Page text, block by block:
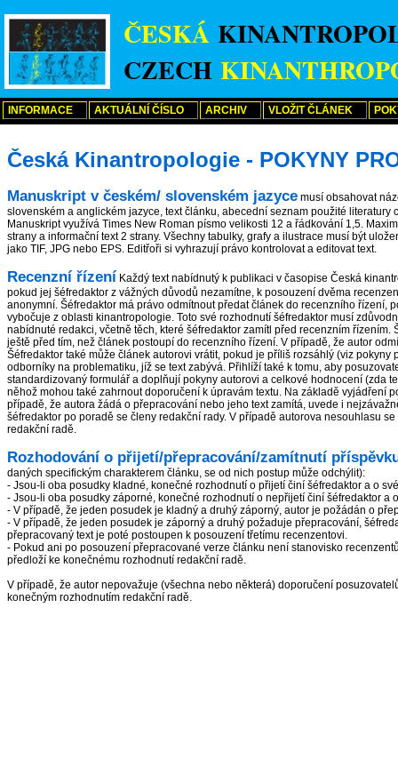
ČESKÁ
CZECH
INFORMACE AKTUÁLNÍ ČÍSLO ARCHIV VLOŽIT ČLÁNEK
Česká Kinantropologie - POKYNY
Manuskript v českém/ slovenském jazyce musí obsahovat
slovenském a anglickém jazyce, text článku, abecední seznam použité
Manuskript využívá Times New Roman písmo velikosti 12 a řádkování 1,5.
strany a informační text 2 strany. Všechny tabulky, grafy a ilustrace musí být
jako TIF, JPG nebo EPS. Editřoři si vyhrazují právo kontrolovat a editovat text.
Recenzní řízení Každý text nabídnutý k publikaci v časopise Česká
pokud jej šéfredaktor z vážných důvodů nezamítne, k posouzení dvěma
anonymní. Šéfredaktor má právo odmítnout předat článek do recenzního
vybočuje z oblasti kinantropologie. Toto své rozhodnutí šéfredaktor musí
nabídnuté redakci, včetně těch, které šéfredaktor zamítl před recenzním
ještě před tím, než článek postoupí do recenzního řízení. V případě, že autor
Šéfredaktor také může článek autorovi vrátit, pokud je příliš rozsáhlý (viz
odborníky na problematiku, jíž se text zabývá. Přihlíží také k tomu, aby
standardizovaný formulář a doplňují pokyny autorovi a celkové hodnocení (zda
něhož mohou také zahrnout doporučení k úpravám textu. Na základě vyjádření
případě, že autora žádá o přepracování nebo jeho text zamítá, uvede i
šéfredaktor po poradě se členy redakční rady. V případě autorova nesouhlasu
redakční radě.
Rozhodování o přijetí/přepracování/zamítnutí
daných specifickým charakterem článku, se od nich postup může odchýlit):
- Jsou-li oba posudky kladné, konečné rozhodnutí o přijetí činí šéfredaktor a o
- Jsou-li oba posudky záporné, konečné rozhodnutí o nepřijetí činí šéfredaktor a
- V případě, že jeden posudek je kladný a druhý záporný, autor je požádán o
- V případě, že jeden posudek je záporný a druhý požaduje přepracování,
přepracovaný text je poté postoupen k posouzení třetímu recenzentovi.
- Pokud ani po posouzení přepracované verze článku není stanovisko
předloží ke konečnému rozhodnutí redakční radě.
V případě, že autor nepovažuje (všechna nebo některá) doporučení
konečným rozhodnutím redakční radě.